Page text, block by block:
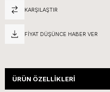
KARŞILAŞTIR
FIYAT DÜŞÜNCE HABER VER
ÜRÜN ÖZELLIKLERI